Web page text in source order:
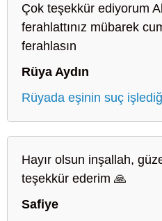
Çok teşekkür ediyorum
ferahlattınız mübarek
ferahlasın
Rüya Aydın
Rüyada eşinin suç
Hayır olsun inşallah,
teşekkür ederim 🙏
Safiye